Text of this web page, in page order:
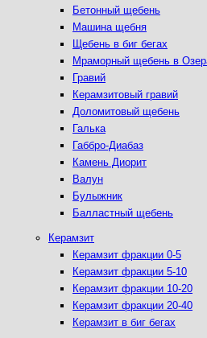
Бетонный щебень
Машина щебня
Щебень в биг бегах
Мраморный щебень в
Гравий
Керамзитовый гравий
Доломитовый щебень
Галька
Габбро-Диабаз
Камень Диорит
Валун
Булыжник
Балластный щебень
Керамзит
Керамзит фракции 0-5
Керамзит фракции 5-10
Керамзит фракции 10-20
Керамзит фракции 20-40
Керамзит в биг бегах